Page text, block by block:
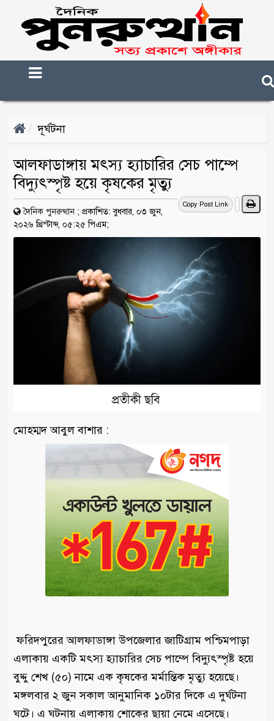
দূর্ঘটনা
আলফাডাঙ্গায় মৎস্য হ্যাচারির সেচ পাম্পে
বিদ্যুৎস্পৃষ্ট হয়ে কৃষকের মৃত্যু
Copy Post Link
দৈনিক পুনরুত্থান ; প্রকাশিত: বুধবার, ০৩ জুন,
২০২৬ খ্রিস্টাব্দ, ০৫:২৫ পিএম;
মোহম্মদ আবুল বাশার :
ফরিদপুরের আলফাডাঙ্গা উপজেলার জাটিগ্রাম পশ্চিমপাড়া
এলাকায় একটি মৎস্য হ্যাচারির সেচ পাম্পে বিদ্যুৎস্পৃষ্ট হয়ে
বুদ্দু শেখ (৫০) নামে এক কৃষকের মর্মান্তিক মৃত্যু হয়েছে।
মঙ্গলবার ২ জুন সকাল আনুমানিক ১০টার দিকে এ দুর্ঘটনা
ঘটে। এ ঘটনায় এলাকায় শোকের ছায়া নেমে এসেছে।